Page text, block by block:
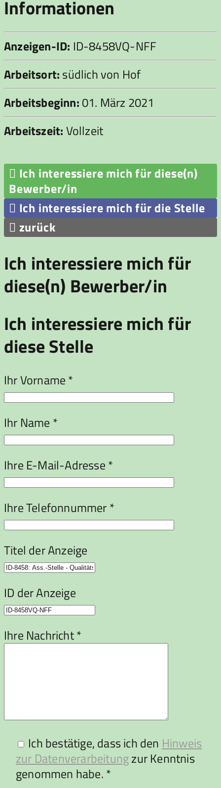
Informationen
Anzeigen-ID: ID-8458VQ-NFF
Arbeitsort:südlich von Hof
Arbeitsbeginn:01. März 2021
Arbeitszeit:Vollzeit
 Ich interessiere mich für diese(n)
Bewerber/in
 Ich interessiere mich für die Stelle
 zurück
Ich interessiere mich für
diese(n) Bewerber/in
Ich interessiere mich für
diese Stelle
Ihr Vorname *
Ihr Name *
Ihre E-Mail-Adresse *
Ihre Telefonnummer *
Titel der Anzeige
ID der Anzeige
Ihre Nachricht *
Ich bestätige, dass ich den Hinweis
zur Datenverarbeitungzur Kenntnis
genommen habe. *